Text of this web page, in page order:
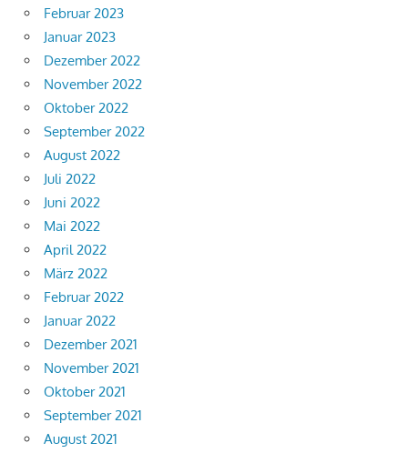
Februar 2023
Januar 2023
Dezember 2022
November 2022
Oktober 2022
September 2022
August 2022
Juli 2022
Juni 2022
Mai 2022
April 2022
März 2022
Februar 2022
Januar 2022
Dezember 2021
November 2021
Oktober 2021
September 2021
August 2021